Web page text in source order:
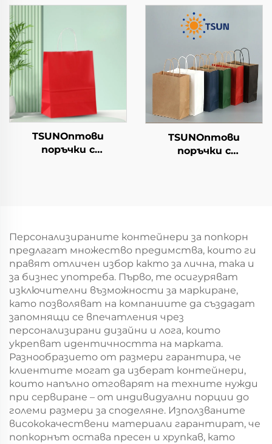
салата, чашки за
закуски, суши, пица,
хляб, сладоледи,
шоколад, бургери - за
кейтеринг и
логотип за упаковка
на храна за Нова
година/Коледа с
екранна печат
TSUNОптови
поръчки с
Нова година/
Кристемас, упаковка
за транспорт на
храна
TSUNОптови
поръчки с
за екранна печат за
Нова година/
Кристемас,
пластмасова
упаковка за
хранителни
продукти и
занаятчии
Персонализираните контейнери за попкорн
предлагат множество предимства, които ги
правят отличен избор както за лична, така и
за бизнес употреба. Първо, те осигуряват
изключителни възможности за маркиране,
като позволяват на компаниите да създадат
запомнящи се впечатления чрез
персонализирани дизайни и лога, които
укрепват идентичността на марката.
Разнообразието от размери гарантира, че
клиентите могат да изберат контейнери,
които напълно отговарят на техните нужди
при сервиране – от индивидуални порции до
големи размери за споделяне. Използваните
висококачествени материали гарантират, че
попкорнът остава пресен и хрупкав, като